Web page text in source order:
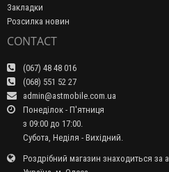
Закладки
Розсилка новин
CONTACT
(067) 48 48 016
(068) 551 52 27
admin@astmobile.com.ua
Понеділок - П'ятниця
з 09:00 до 17:00.
Субота, Неділя - Вихідний.
Роздрібний магазин знаходиться за